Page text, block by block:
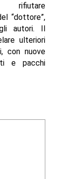
“dottore”,
autori. Il
ulteriori
con nuove
e pacchi